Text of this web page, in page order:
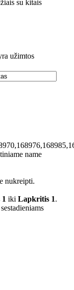
su kitais
užimtos
name
nukreipti.
iki Lapkritis 1.